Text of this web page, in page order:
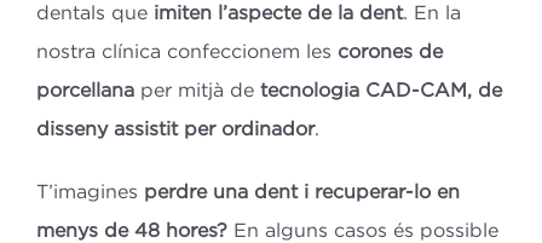
dentals que imiten l’aspecte de la dent. En la
nostra clínica confeccionem les corones de
porcellanaper mitjà de tecnologia CAD-CAM, de
disseny assistit per ordinador.
T’imagines perdre una dent i recuperar-lo en
menys de 48 hores?En alguns casos és possible